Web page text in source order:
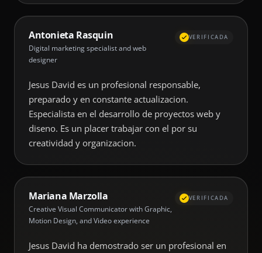
Antonieta Rasquin
Digital marketing specialist and web
designer
VERIFICADA
Jesus David es un profesional responsable,
preparado y en constante actualizacion.
Especialista en el desarrollo de proyectos web y
diseno. Es un placer trabajar con el por su
creatividad y organizacion.
Mariana Marzolla
Creative Visual Communicator with Graphic,
Motion Design, and Video experience
VERIFICADA
Jesus David ha demostrado ser un profesional en